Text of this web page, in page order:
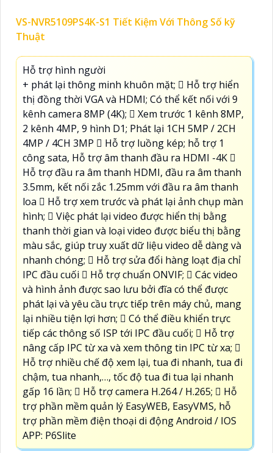
VS-NVR5109PS4K-S1 Tiết Kiệm Với Thông Số kỹ
Thuật
Hỗ trợ hình người
+ phát lại thông minh khuôn mặt;  Hỗ trợ hiển
thị đồng thời VGA và HDMI; Có thể kết nối với 9
kênh camera 8MP (4K);  Xem trước 1 kênh 8MP,
2 kênh 4MP, 9 hình D1; Phát lại 1CH 5MP / 2CH
4MP / 4CH 3MP  Hỗ trợ luồng kép; hỗ trợ 1
công sata, Hỗ trợ âm thanh đầu ra HDMI -4K 
Hỗ trợ đầu ra âm thanh HDMI, đầu ra âm thanh
3.5mm, kết nối zắc 1.25mm với đầu ra âm thanh
loa  Hỗ trợ xem trước và phát lại ảnh chụp màn
hình;  Việc phát lại video được hiển thị bằng
thanh thời gian và loại video được biểu thị bằng
màu sắc, giúp truy xuất dữ liệu video dễ dàng và
nhanh chóng;  Hỗ trợ sửa đổi hàng loạt địa chỉ
IPC đầu cuối  Hỗ trợ chuẩn ONVIF;  Các video
và hình ảnh được sao lưu bởi đĩa có thể được
phát lại và yêu cầu trực tiếp trên máy chủ, mang
lại nhiều tiện lợi hơn;  Có thể điều khiển trực
tiếp các thông số ISP tới IPC đầu cuối;  Hỗ trợ
nâng cấp IPC từ xa và xem thông tin IPC từ xa; 
Hỗ trợ nhiều chế độ xem lại, tua đi nhanh, tua đi
chậm, tua nhanh,…, tốc độ tua đi tua lại nhanh
gấp 16 lần;  Hỗ trợ camera H.264 / H.265;  Hỗ
trợ phần mềm quản lý EasyWEB, EasyVMS, hỗ
trợ phần mềm điện thoại di động Android / IOS
APP: P6Slite